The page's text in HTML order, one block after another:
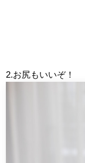
2.お尻もいいぞ！